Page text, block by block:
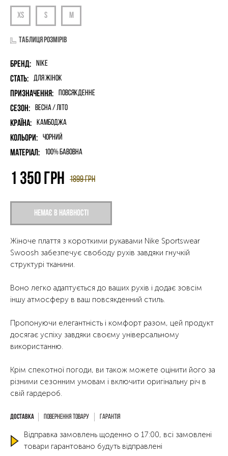
Таблиця розмірів
Бренд: Nike
Стать: для жінок
Призначення: Повсякденне
Сезон: Весна / Літо
Країна: Камбоджа
Кольори: Чорний
Матеріал: 100% бавовна
Немає в наявності
1899грн
1 350 грн
Жіноче плаття з короткими рукавами Nike Sportswear
Swoosh забезпечує свободу рухів завдяки гнучкій
структурі тканини.
Воно легко адаптується до ваших рухів і додає зовсім
іншу атмосферу в ваш повсякденний стиль.
Пропонуючи елегантність і комфорт разом, цей продукт
досягає успіху завдяки своєму універсальному
використанню.
Крім спекотної погоди, ви також можете оцінити його за
різними сезонним умовам і включити оригінальну річ в
свій гардероб.
Повернення товару Гарантія
Відправка замовлень щоденно о 17:00, всі замовлені
товари гарантовано будуть відправлені